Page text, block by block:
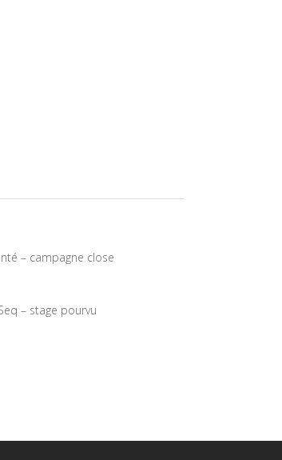
– campagne close
– stage pourvu